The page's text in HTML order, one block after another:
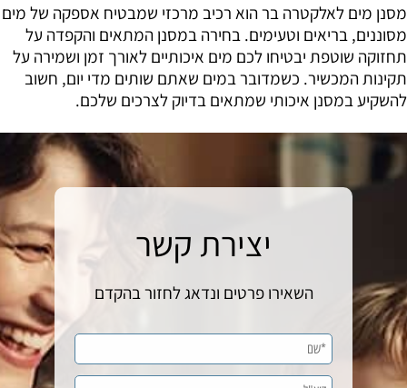
מסנן מים לאלקטרה בר הוא רכיב מרכזי שמבטיח אספקה של מים
מסוננים, בריאים וטעימים. בחירה במסנן המתאים והקפדה על
תחזוקה שוטפת יבטיחו לכם מים איכותיים לאורך זמן ושמירה על
תקינות המכשיר. כשמדובר במים שאתם שותים מדי יום, חשוב
להשקיע במסנן איכותי שמתאים בדיוק לצרכים שלכם.
יצירת קשר
השאירו פרטים ונדאג לחזור בהקדם